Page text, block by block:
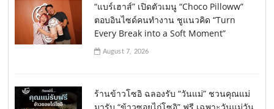
“แบร์เฮาส์” เปิดตัวเมนู “Choco Pilloww”
ตอบอินไซด์คนทำงาน ชูแนวคิด “Turn
Every Break into a Soft Moment”
August 7, 2026
ร้านข้าวโซอิ ฉลองรับ “วันแม่” ชวนคุณแม่